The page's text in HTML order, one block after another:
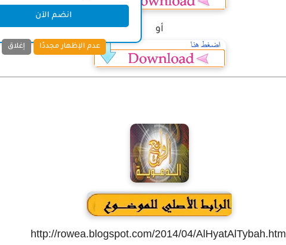
أو
http://rowea.blogspot.com/2014/04/AlHyatAlTybah.html
انضم الآن
عدم الإظهار مجددًا إغلاق